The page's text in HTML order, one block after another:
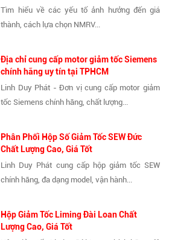
Tìm hiểu về các yếu tố ảnh hưởng đến giá
thành, cách lựa chọn NMRV...
Địa chỉ cung cấp motor giảm tốc Siemens
chính hãng uy tín tại TPHCM
Linh Duy Phát - Đơn vị cung cấp motor giảm
tốc Siemens chính hãng, chất lượng...
Phân Phối Hộp Số Giảm Tốc SEW Đức
Chất Lượng Cao, Giá Tốt
Linh Duy Phát cung cấp hộp giảm tốc SEW
chính hãng, đa dạng model, vận hành...
Hộp Giảm Tốc Liming Đài Loan Chất
Lượng Cao, Giá Tốt